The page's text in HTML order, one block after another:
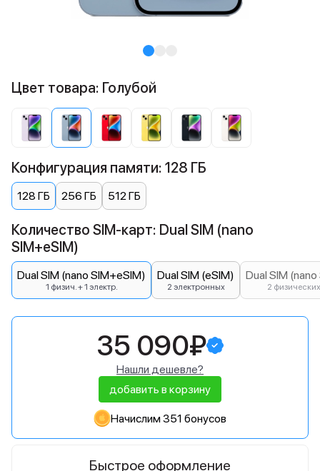
Цвет товара: Голубой
Конфигурация памяти: 128 ГБ
128 ГБ 256 ГБ 512 ГБ
Количество SIM-карт: Dual SIM (nano
SIM+eSIM)
Dual SIM (nano SIM+eSIM)
1 физич. + 1 электр.
Dual SIM (eSIM)
2 электронных
Dual SIM
2 физических
35 090₽
Нашли дешевле?
добавить в корзину
Начислим 351 бонусов
Быстрое оформление